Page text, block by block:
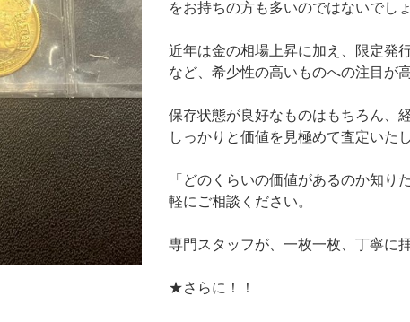
をお持ちの方も多いのではないでしょ
近年は金の相場上昇に加え、限定発
など、希少性の高いものへの注目が
保存状態が良好なものはもちろん、
しっかりと価値を見極めて査定いたし
「どのくらいの価値があるのか知り
軽にご相談ください。
専門スタッフが、一枚一枚、丁寧に
★さらに！！